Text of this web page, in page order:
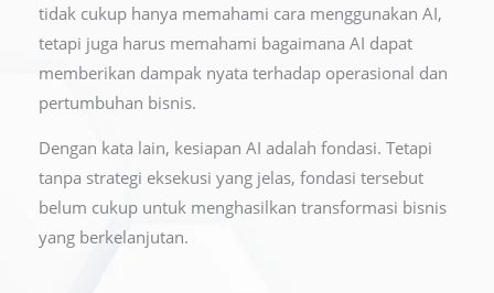
tidak cukup hanya memahami cara menggunakan AI,
tetapi juga harus memahami bagaimana AI dapat
memberikan dampak nyata terhadap operasional dan
pertumbuhan bisnis.
Dengan kata lain, kesiapan AI adalah fondasi. Tetapi
tanpa strategi eksekusi yang jelas, fondasi tersebut
belum cukup untuk menghasilkan transformasi bisnis
yang berkelanjutan.